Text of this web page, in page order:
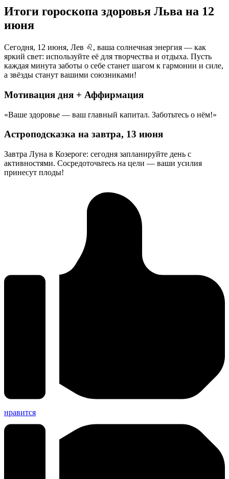
Итоги гороскопа здоровья Льва на 12
июня
Сегодня, 12 июня, Лев ♌, ваша солнечная энергия — как
яркий свет: используйте её для творчества и отдыха. Пусть
каждая минута заботы о себе станет шагом к гармонии и силе,
а звёзды станут вашими союзниками!
Мотивация дня + Аффирмация
«Ваше здоровье — ваш главный капитал. Заботьтесь о нём!»
Астроподсказка на завтра, 13 июня
Завтра Луна в Козероге: сегодня запланируйте день с
активностями. Сосредоточьтесь на цели — ваши усилия
принесут плоды!
нравится